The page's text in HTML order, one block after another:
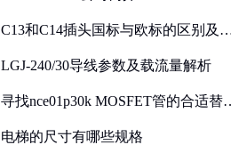
C13和C14插头国标与欧标的区别及
LGJ-240/30导线参数及载流量解析
寻找nce01p30k MOSFET管的合适替
电梯的尺寸有哪些规格